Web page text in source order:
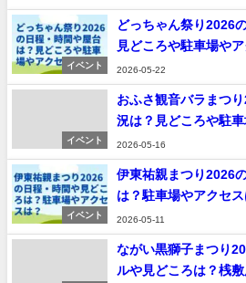
イベント
どっちゃん祭り2026
見どころや駐車場や
2026-05-22
イベント
おふさ観音バラまつ
況は？見どころや駐
2026-05-16
イベント
伊東祐親まつり2026
は？駐車場やアクセス
2026-05-11
ながい黒獅子まつり
ルや見どころは？桟